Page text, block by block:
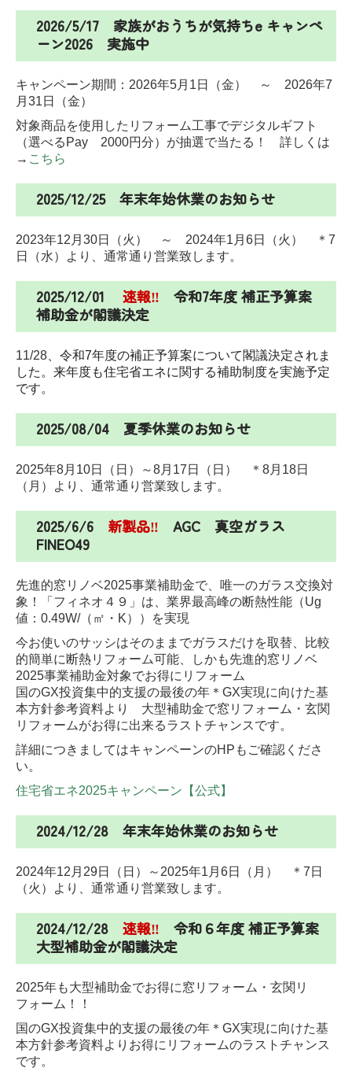
2026/5/17 家族がおうちが気持ちe キャンペ
ーン2026 実施中
キャンペーン期間：2026年5月1日（金） ～ 2026年7
月31日（金）
対象商品を使用したリフォーム工事でデジタルギフト
（選べるPay 2000円分）が抽選で当たる！ 詳しくは
→ こちら
2025/12/25 年末年始休業のお知らせ
2023年12月30日（火） ～ 2024年1月6日（火）
＊7
日（水）より、通常通り営業致します。
2025/12/01 速報‼ 令和7年度 補正予算案
補助金が閣議決定
11/28 、令和7年度の補正予算案について閣議決定されま
した。 来年度も住宅省エネに関する補助制度を実施予定
です。
2025/08/04 夏季休業のお知らせ
2025年8月10日（日）～8月17日（日） ＊8月18日
（月）より、通常通り営業致します。
2025/6/6 新製品‼ AGC 真空ガラス
FINEO49
先進的窓リノベ2025事業補助金で、唯一のガラス交換対
象！
「フィネオ４９」は、業界最高峰の断熱性能（Ug
値：0.49W/（㎡・K））を実現
今お使いのサッシはそのままでガラスだけを取替、比較
的簡単に断熱リフォーム可能、しかも先進的窓リノベ
2025事業補助金対象でお得にリフォーム
国のGX投資集中的支援の最後の年 ＊GX実現に向けた基
本方針参考資料より
大型補助金で窓リフォーム・玄関
リフォームがお得に出来るラストチャンスです。
詳細につきましてはキャンペーンのHPもご確認くださ
い。
住宅省エネ2025キャンペーン【公式】
2024/12/28 年末年始休業のお知らせ
2024年12月29日（日）～2025年1月6日（月） ＊7日
（火）より、通常通り営業致します。
2024/12/28 速報‼ 令和６年度 補正予算案
大型補助金が閣議決定
2025年も大型補助金でお得に窓リフォーム・玄関リ
フォーム！！
国のGX投資集中的支援の最後の年 ＊GX実現に向けた基
本方針参考資料より お得にリフォームのラストチャンス
です。